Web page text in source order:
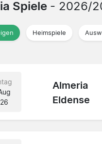
Spiele - 2026/
Heimspiele
Almeria
Eldense